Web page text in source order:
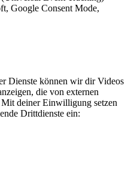
Google Consent Mode,
Dienste können wir dir Videos
die von externen
deiner Einwilligung setzen
Drittdienste ein: